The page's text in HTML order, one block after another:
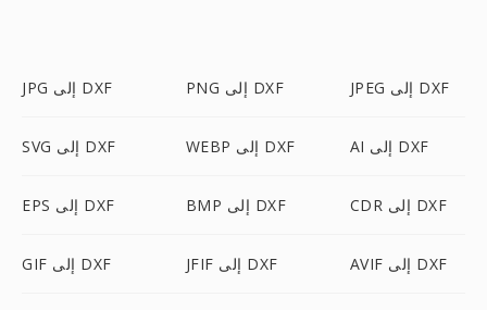
JPG إلى DXF PNG إلى DXF JPEG إلى DXF
SVG إلى DXF WEBP إلى DXF AI إلى DXF
EPS إلى DXF BMP إلى DXF CDR إلى DXF
GIF إلى DXF JFIF إلى DXF AVIF إلى DXF